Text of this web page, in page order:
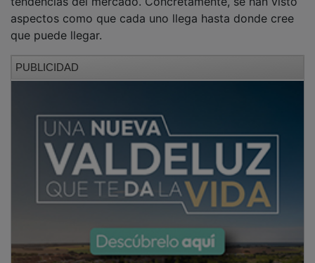
aspectos como que cada uno llega hasta donde cree
que puede llegar.